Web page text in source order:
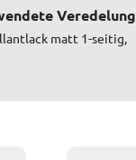
Veredelung
matt 1-seitig,